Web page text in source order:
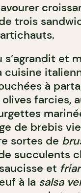
trois
s’agrandit et
à
farcies,
de brebis
sortes de
succulents
et
à la salsa